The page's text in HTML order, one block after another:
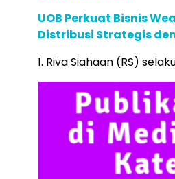
UOB Perkuat Bisnis
Distribusi Strategis
1. Riva Siahaan (RS)